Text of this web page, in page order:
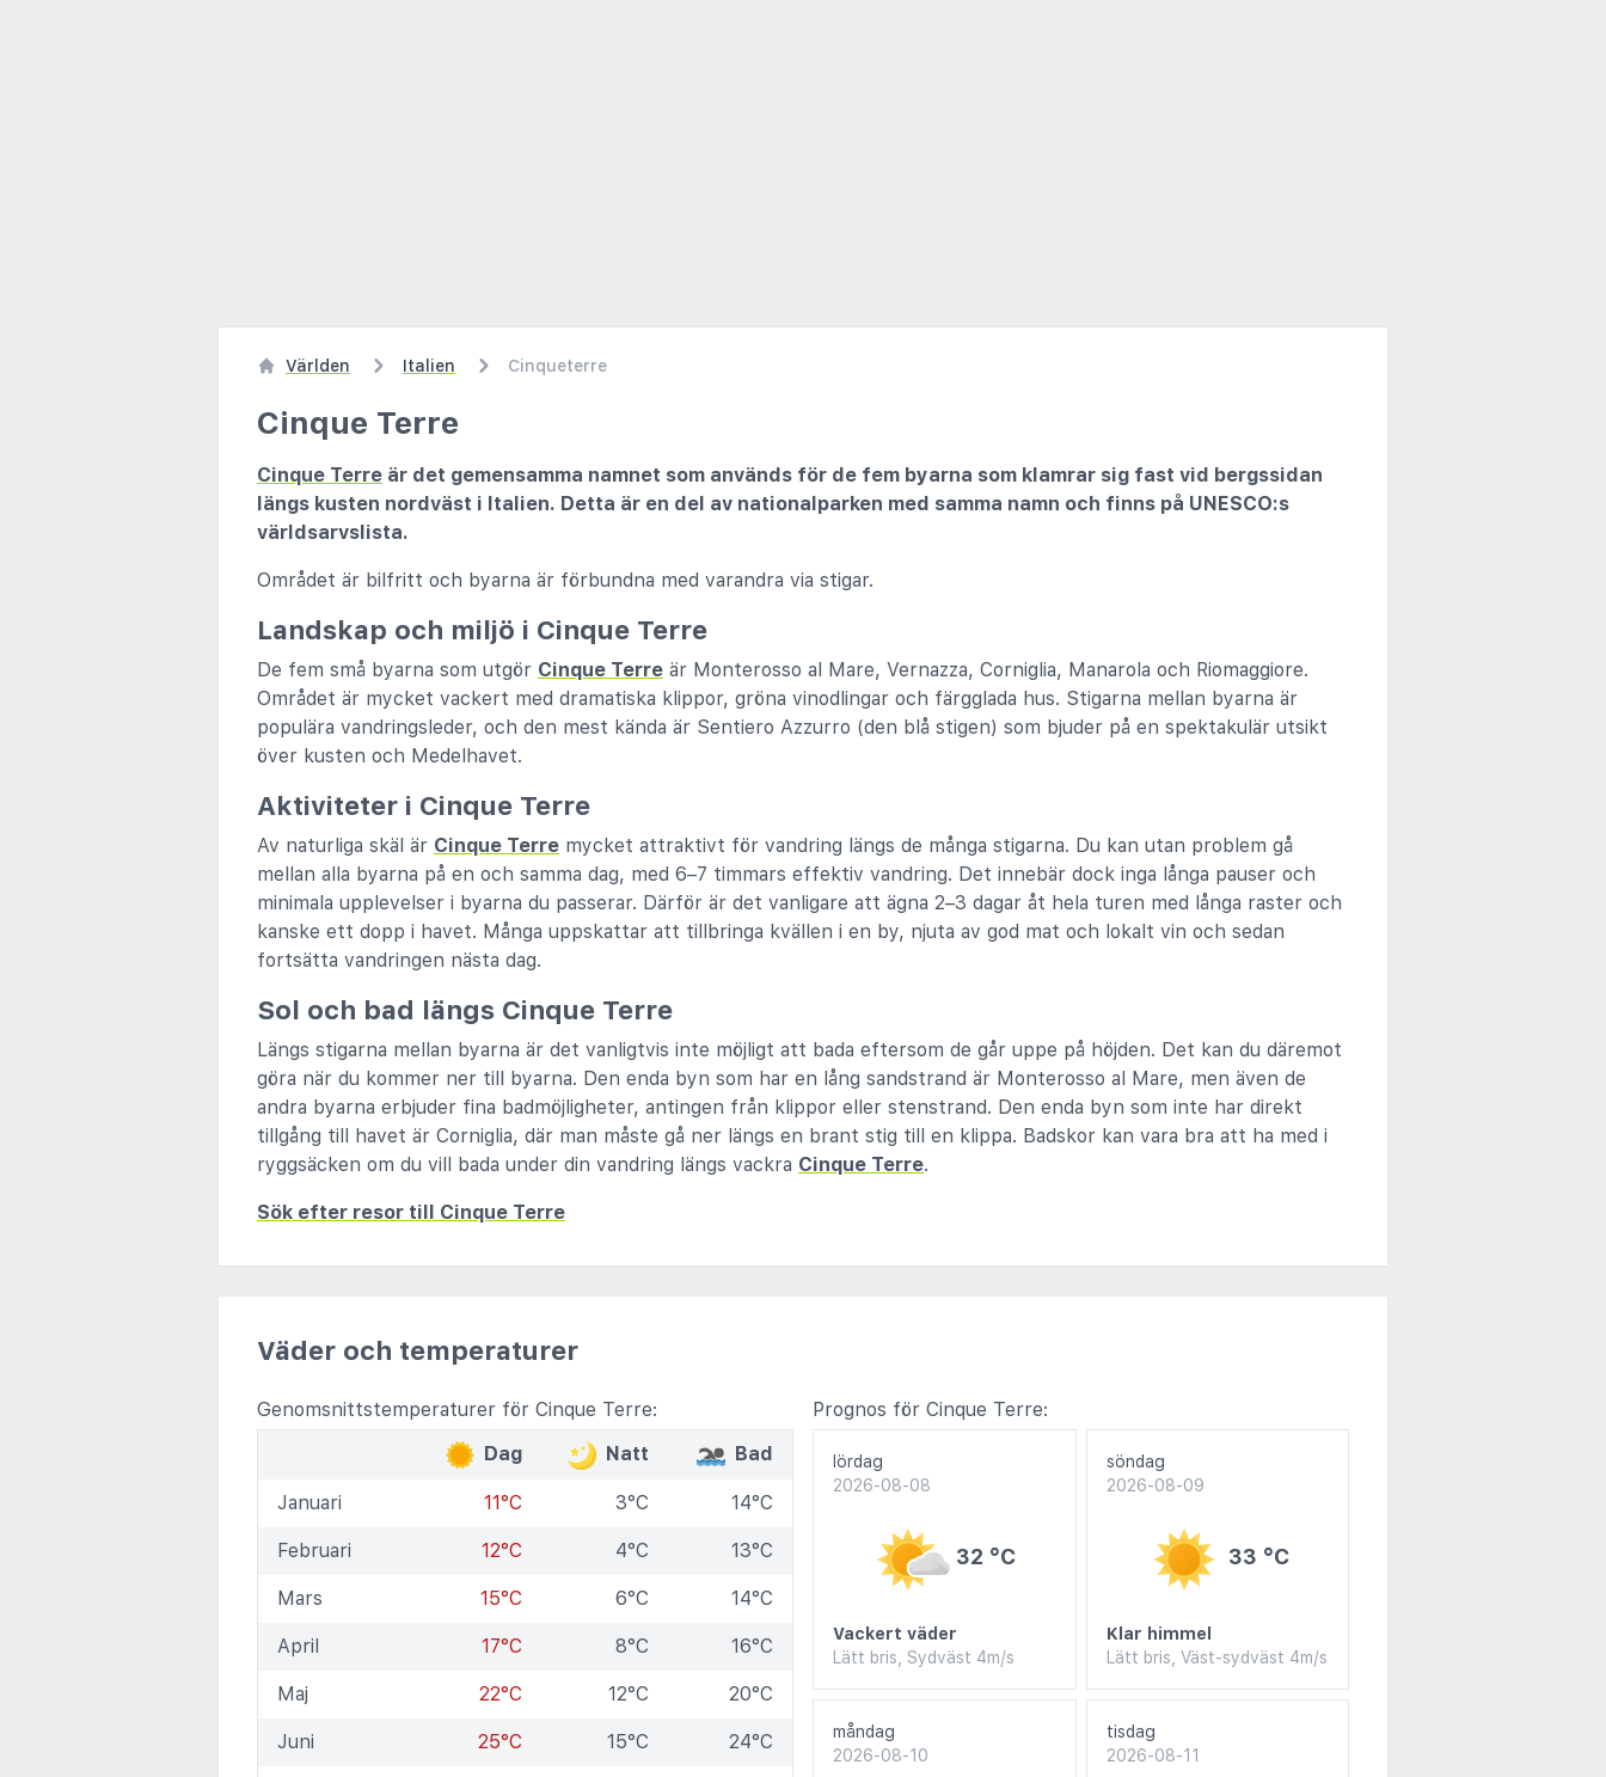
Världen Italien Cinqueterre
Cinque Terre
Cinque Terre är det gemensamma namnet som används för de fem byarna som klamrar sig fast vid bergssidan
längs kusten nordväst i Italien. Detta är en del av nationalparken med samma namn och finns på UNESCO:s
världsarvslista.
Området är bilfritt och byarna är förbundna med varandra via stigar.
Landskap och miljö i Cinque Terre
De fem små byarna som utgör Cinque Terre är Monterosso al Mare, Vernazza, Corniglia, Manarola och Riomaggiore.
Området är mycket vackert med dramatiska klippor, gröna vinodlingar och färgglada hus. Stigarna mellan byarna är
populära vandringsleder, och den mest kända är Sentiero Azzurro (den blå stigen) som bjuder på en spektakulär utsikt
över kusten och Medelhavet.
Aktiviteter i Cinque Terre
Av naturliga skäl är Cinque Terre mycket attraktivt för vandring längs de många stigarna. Du kan utan problem gå
mellan alla byarna på en och samma dag, med 6–7 timmars effektiv vandring. Det innebär dock inga långa pauser och
minimala upplevelser i byarna du passerar. Därför är det vanligare att ägna 2–3 dagar åt hela turen med långa raster och
kanske ett dopp i havet. Många uppskattar att tillbringa kvällen i en by, njuta av god mat och lokalt vin och sedan
fortsätta vandringen nästa dag.
Sol och bad längs Cinque Terre
Längs stigarna mellan byarna är det vanligtvis inte möjligt att bada eftersom de går uppe på höjden. Det kan du däremot
göra när du kommer ner till byarna. Den enda byn som har en lång sandstrand är Monterosso al Mare, men även de
andra byarna erbjuder fina badmöjligheter, antingen från klippor eller stenstrand. Den enda byn som inte har direkt
tillgång till havet är Corniglia, där man måste gå ner längs en brant stig till en klippa. Badskor kan vara bra att ha med i
ryggsäcken om du vill bada under din vandring längs vackra Cinque Terre.
Sök efter resor till Cinque Terre
Väder och temperaturer
Genomsnittstemperaturer för Cinque Terre:
Dag
Natt Bad
Januari 11°C 3°C 14°C
Februari 12°C 4°C 13°C
Mars 15°C 6°C 14°C
April 17°C 8°C 16°C
Maj 22°C 12°C 20°C
Juni 25°C 15°C 24°C
Prognos för Cinque Terre:
lördag
2026-08-08
32 °C
Vackert väder
Lätt bris, Sydväst 4m/s
söndag
2026-08-09
33 °C
Klar himmel
Lätt bris, Väst-sydväst 4m/s
måndag
2026-08-10
tisdag
2026-08-11